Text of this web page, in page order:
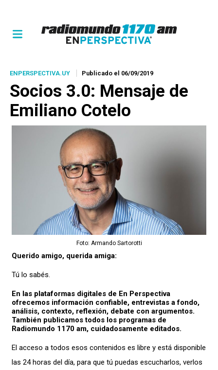
ENPERSPECTIVA.UY Publicado el 06/09/2019
Socios 3.0: Mensaje de
Emiliano Cotelo
Foto: Armando Sartorotti
Querido amigo, querida amiga:
Tú lo sabés.
En las plataformas digitales de En Perspectiva
ofrecemos información confiable, entrevistas a fondo,
análisis, contexto, reflexión, debate con argumentos.
También publicamos todos los programas de
Radiomundo 1170 am, cuidadosamente editados.
El acceso a todos esos contenidos es libre y está disponible
las 24 horas del día, para que tú puedas escucharlos, verlos